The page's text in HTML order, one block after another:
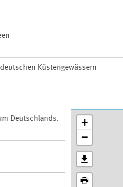
Küstengewässern
Deutschlands.
+
−